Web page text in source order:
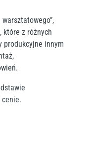
które z różnych
produkcyjne innym